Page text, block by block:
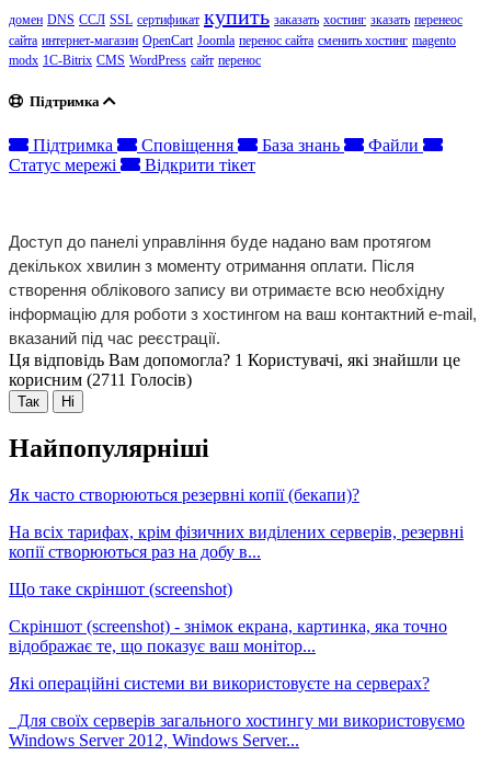
домен DNS ССЛ SSL сертификат купить заказать хостинг зказать перенеос
сайта интернет-магазин OpenCart Joomla перенос сайта сменить хостинг magento
modx 1C-Bitrix CMS WordPress сайт перенос
Підтримка
Підтримка Сповіщення База знань
Файли
Статус мережі
Відкрити тікет
Доступ до панелі управління буде надано вам протягом
декількох хвилин з моменту отримання оплати. Після
створення облікового запису ви отримаєте всю необхідну
інформацію для роботи з хостингом на ваш контактний e-mail,
вказаний під час реєстрації.
Ця відповідь Вам допомогла? 1 Користувачі, які знайшли це
корисним (2711 Голосів)
Так Ні
Найпопулярніші
Як часто створюються резервні копії (бекапи)?
На всіх тарифах, крім фізичних виділених серверів, резервні
копії створюються раз на добу в...
Що таке скріншот (screenshot)
Скріншот (screenshot) - знімок екрана, картинка, яка точно
відображає те, що показує ваш монітор...
Які операційні системи ви використовуєте на серверах?
Для своїх серверів загального хостингу ми використовуємо
Windows Server 2012, Windows Server...